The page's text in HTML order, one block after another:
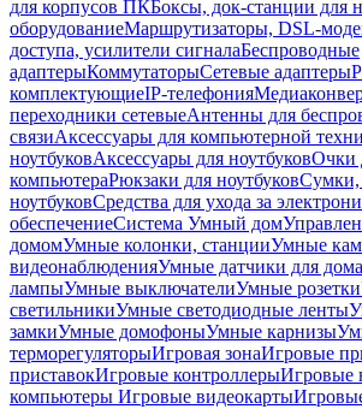
для корпусов ПКБоксы, док-станции для
оборудованиеМаршрутизаторы, DSL-
доступа, усилители сигналаБеспроводные
адаптерыКоммутаторыСетевые адаптеры
комплектующиеIP-телефония
переходники сетевыеАнтенны для
связиАксессуары для компьютерной
ноутбуковАксессуары для ноутбуковОчки
компьютераРюкзаки для ноутбуковСумки,
ноутбуковСредства для ухода за
обеспечениеСистема Умный дом
домомУмные колонки, станцииУмные
видеонаблюденияУмные датчики для дома
лампыУмные выключателиУмные розетки
светильникиУмные светодиодные ленты
замкиУмные домофоныУмные карнизы
терморегуляторыИгровая зонаИгровые
приставокИгровые контроллерыИгровые
компьютеры Игровые видеокарты